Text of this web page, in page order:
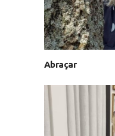
Abraçar